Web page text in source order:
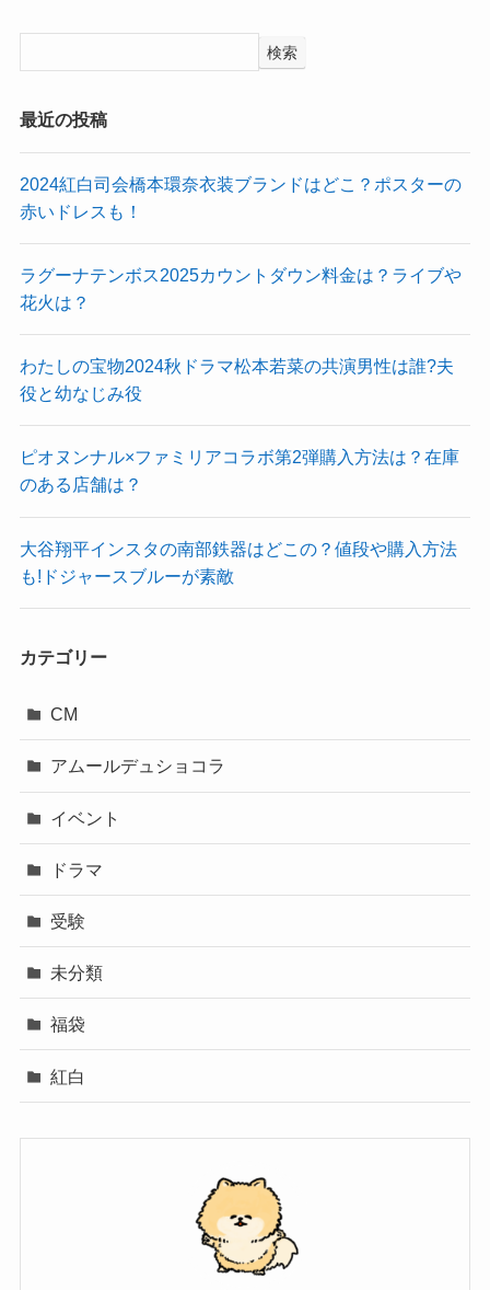
検索
最近の投稿
2024紅白司会橋本環奈衣装ブランドはどこ？ポスターの
赤いドレスも！
ラグーナテンボス2025カウントダウン料金は？ライブや
花火は？
わたしの宝物2024秋ドラマ松本若菜の共演男性は誰?夫
役と幼なじみ役
ピオヌンナル×ファミリアコラボ第2弾購入方法は？在庫
のある店舗は？
大谷翔平インスタの南部鉄器はどこの？値段や購入方法
も!ドジャースブルーが素敵
カテゴリー
CM
アムールデュショコラ
イベント
ドラマ
受験
未分類
福袋
紅白